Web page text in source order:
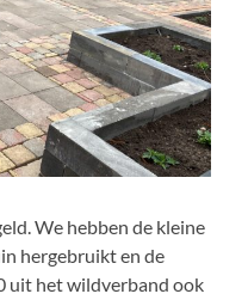
We hebben de kleine
hergebruikt en de
uit het wildverband ook